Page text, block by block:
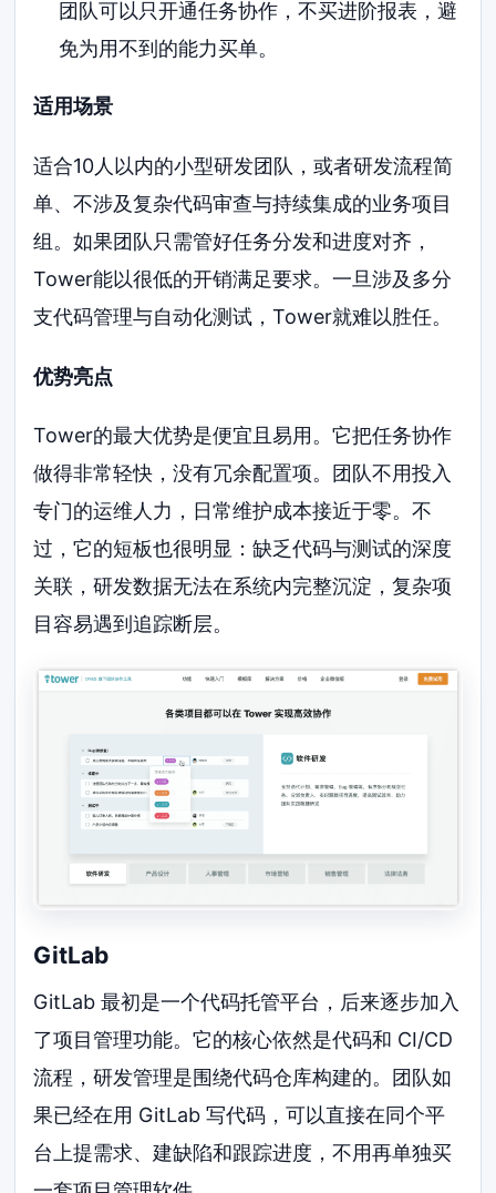
团队可以只开通任务协作，不买进阶报表，避
免为用不到的能力买单。
适用场景
适合10人以内的小型研发团队，或者研发流程简
单、不涉及复杂代码审查与持续集成的业务项目
组。如果团队只需管好任务分发和进度对齐，
Tower能以很低的开销满足要求。一旦涉及多分
支代码管理与自动化测试，Tower就难以胜任。
优势亮点
Tower的最大优势是便宜且易用。它把任务协作
做得非常轻快，没有冗余配置项。团队不用投入
专门的运维人力，日常维护成本接近于零。不
过，它的短板也很明显：缺乏代码与测试的深度
关联，研发数据无法在系统内完整沉淀，复杂项
目容易遇到追踪断层。
GitLab
GitLab 最初是一个代码托管平台，后来逐步加入
了项目管理功能。它的核心依然是代码和 CI/CD
流程，研发管理是围绕代码仓库构建的。团队如
果已经在用 GitLab 写代码，可以直接在同个平
台上提需求、建缺陷和跟踪进度，不用再单独买